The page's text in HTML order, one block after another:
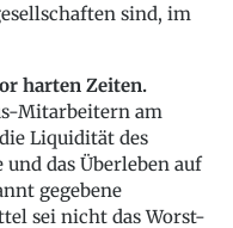
sind, im
harten Zeiten.
Mitarbeitern am
Liquidität des
das Überleben auf
gegebene
sei nicht das Worst-